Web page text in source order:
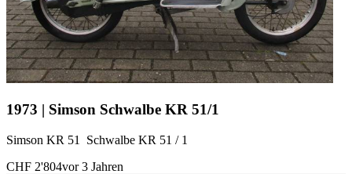
1973 | Simson Schwalbe KR 51/1
Simson KR 51 Schwalbe KR 51 / 1
CHF 2'804vor 3 Jahren